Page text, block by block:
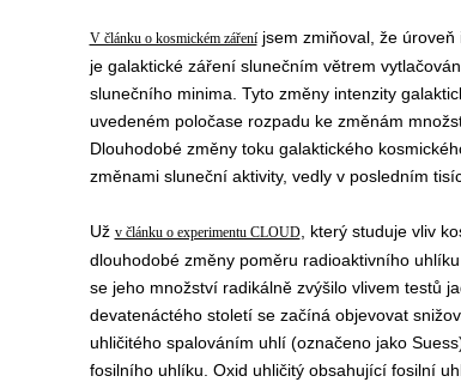
V článku o kosmickém zářeníjsem zmiňoval, že úroveň
je galaktické záření slunečním větrem
slunečního minima. Tyto změny intenzity
uvedeném poločase rozpadu ke změnám
Dlouhodobé změny toku galaktického
změnami sluneční aktivity, vedly v posledním
Už v článku o experimentu CLOUD, který studuje vliv
dlouhodobé změny poměru radioaktivního
se jeho množství radikálně zvýšilo vlivem testů
devatenáctého století se začíná objevovat
uhličitého spalováním uhlí (označeno jako
fosilního uhlíku. Oxid uhličitý obsahující fosilní